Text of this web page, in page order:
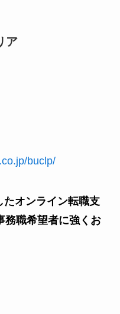
ア
buclp/
オンライン転職支
務職希望者に強くお